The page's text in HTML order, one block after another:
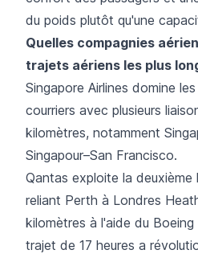
du poids plutôt qu'une
Quelles compagnies
trajets aériens les plus
Singapore Airlines domine
courriers avec plusieurs
kilomètres, notamment
Singapour–San Francisco.
Qantas exploite la deuxième
reliant Perth à Londres
kilomètres à l'aide du Boeing
trajet de 17 heures a